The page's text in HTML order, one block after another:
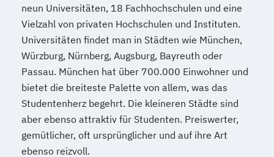
neun Universitäten, 18 Fachhochschulen und eine
Vielzahl von privaten Hochschulen und Instituten.
Universitäten findet man in Städten wie München,
Würzburg, Nürnberg, Augsburg, Bayreuth oder
Passau. München hat über 700.000 Einwohner und
bietet die breiteste Palette von allem, was das
Studentenherz begehrt. Die kleineren Städte sind
aber ebenso attraktiv für Studenten. Preiswerter,
gemütlicher, oft ursprünglicher und auf ihre Art
ebenso reizvoll.